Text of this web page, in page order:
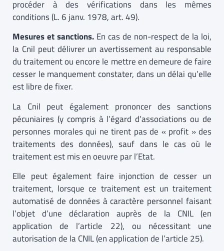
procéder à des vérifications dans les mêmes
conditions (L. 6 janv. 1978, art. 49).
Mesures et sanctions. En cas de non-respect de la loi,
la Cnil peut délivrer un avertissement au responsable
du traitement ou encore le mettre en demeure de faire
cesser le manquement constater, dans un délai qu’elle
est libre de fixer.
La Cnil peut également prononcer des sanctions
pécuniaires (y compris à l’égard d’associations ou de
personnes morales qui ne tirent pas de « profit » des
traitements des données), sauf dans le cas où le
traitement est mis en oeuvre par l’Etat.
Elle peut également faire injonction de cesser un
traitement, lorsque ce traitement est un traitement
automatisé de données à caractère personnel faisant
l’objet d’une déclaration auprès de la CNIL (en
application de l’article 22), ou nécessitant une
autorisation de la CNIL (en application de l’article 25).